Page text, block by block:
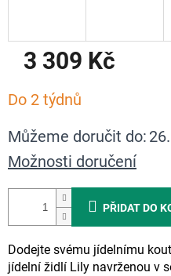
3 309 Kč
cena:
Do 2 týdnů
Můžeme doručit do:
Možnosti doručení
PŘIDAT DO
Dodejte svému jídelnímu
jídelní židlí Lily navrženou v